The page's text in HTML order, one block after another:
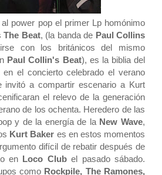
power pop el primer Lp homónimo
The Beat, (la banda de Paul Collins
con los británicos del mismo
Paul Collin's Beat), es la biblia del
el concierto celebrado el verano
invitó a compartir escenario a Kurt
el relevo de la generación
de los ochenta. Heredero de las
y de la energía de la New Wave,
Kurt Baker es en estos momentos
difícil de rebatir después de
en
Loco Clubel pasado sábado.
como Rockpile, The Ramones,